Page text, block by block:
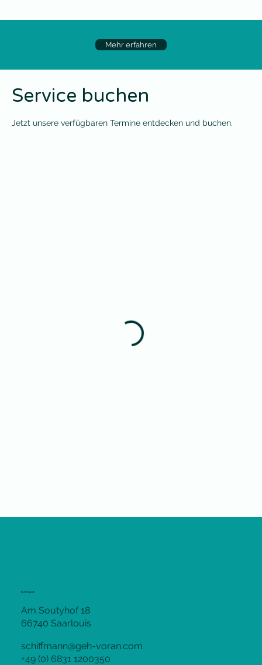
Mehr erfahren
Service buchen
Jetzt unsere verfügbaren Termine entdecken und buchen.
schiffmann@geh-voran.com
+49 (0) 6831 1200350
Kontakt
Am Soutyhof 18
66740 Saarlouis